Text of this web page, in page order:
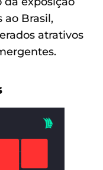
ao Brasil,
atrativos